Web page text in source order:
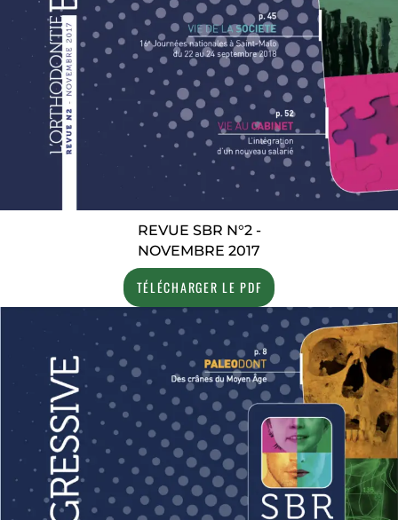
REVUE SBR N°2 -
NOVEMBRE 2017
TÉLÉCHARGER LE PDF